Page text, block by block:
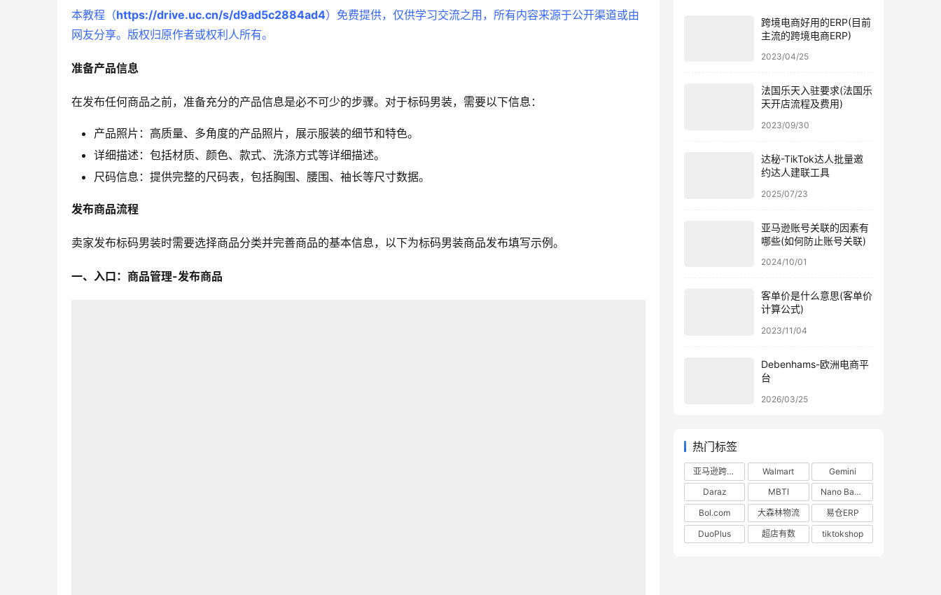
本教程（https://drive.uc.cn/s/d9ad5c2884ad4）免费提供，仅供学习交流之用，所有内容来源于公开渠道或由
网友分享。版权归原作者或权利人所有。
准备产品信息
在发布任何商品之前，准备充分的产品信息是必不可少的步骤。对于标码男装，需要以下信息：
产品照片：高质量、多角度的产品照片，展示服装的细节和特色。
详细描述：包括材质、颜色、款式、洗涤方式等详细描述。
尺码信息：提供完整的尺码表，包括胸围、腰围、袖长等尺寸数据。
发布商品流程
卖家发布标码男装时需要选择商品分类并完善商品的基本信息，以下为标码男装商品发布填写示例。
一、入口：商品管理-发布商品
跨境电商好用的ERP(目前
主流的跨境电商ERP)
2023/04/25
法国乐天入驻要求(法国乐
天开店流程及费用)
2023/09/30
达秘-TikTok达人批量邀
约达人建联工具
2025/07/23
亚马逊账号关联的因素有
哪些(如何防止账号关联)
2024/10/01
客单价是什么意思(客单价
计算公式)
2023/11/04
Debenhams-欧洲电商平
台
2026/03/25
热门标签
亚马逊跨境电商 Walmart
Gemini
Daraz
MBTI
Nano Banana
Bol.com
大森林物流
易仓ERP
DuoPlus
超店有数 tiktokshop